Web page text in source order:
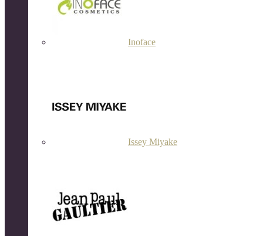
Inoface
Issey Miyake